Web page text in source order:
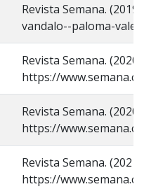
Revista Semana.
vandalo--paloma-
Revista Semana.
https://
Revista Semana.
https://
Revista Semana.
https://